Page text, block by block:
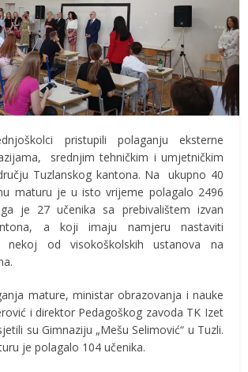
pristupili polaganju eksterne
srednjim tehničkim i umjetničkim
Tuzlanskog kantona. Na ukupno 40
maturu je u isto vrijeme polagalo 2496
je 27 učenika sa prebivalištem izvan
a koji imaju namjeru nastaviti
nekoj od visokoškolskih ustanova na
mature, ministar obrazovanja i nauke
i direktor Pedagoškog zavoda TK Izet
su Gimnaziju „Mešu Selimović“ u Tuzli.
je polagalo 104 učenika.